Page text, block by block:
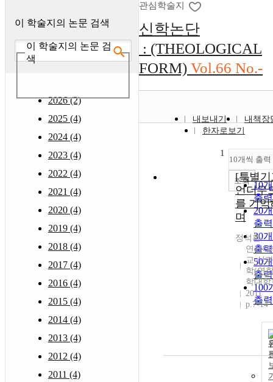
이 학술지의 논문 검색
이 학술지의 논문 검
색
2026 (2)
2025 (4)
2024 (4)
2023 (4)
2022 (4)
2021 (4)
2020 (4)
2019 (4)
2018 (4)
2017 (4)
2016 (4)
2015 (4)
2014 (4)
2013 (4)
2012 (4)
2011 (4)
관심학술지
신학논단
: (THEOLOGICAL
FORM) Vol.66 No.-
내보내기
내책장
한자로보기
10개씩 출력
10
출력
20
출력
30
출력
50
출력
100
출력
조회
1
[특별기
언더우
를 기억
며
정석환
연세대
교 신
학(연
학대
2011
p.7-14